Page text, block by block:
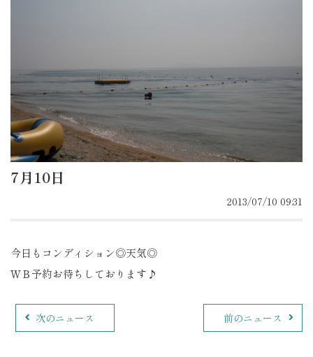
7月10日
2013/07/10 09:31
今日もコンディション◎天気◎
ＷＢ予約お待ちしております♪
次のニュース 前のニュース